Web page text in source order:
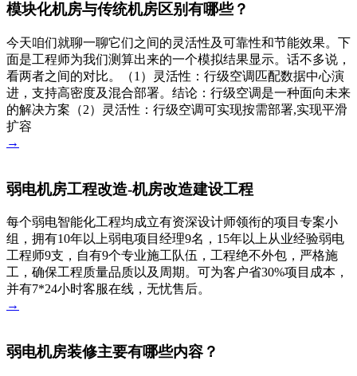
模块化机房与传统机房区别有哪些？
今天咱们就聊一聊它们之间的灵活性及可靠性和节能效果。下
面是工程师为我们测算出来的一个模拟结果显示。话不多说，
看两者之间的对比。（1）灵活性：行级空调匹配数据中心演
进，支持高密度及混合部署。结论：行级空调是一种面向未来
的解决方案（2）灵活性：行级空调可实现按需部署,实现平滑
扩容
→
弱电机房工程改造-机房改造建设工程
每个弱电智能化工程均成立有资深设计师领衔的项目专案小
组，拥有10年以上弱电项目经理9名，15年以上从业经验弱电
工程师9支，自有9个专业施工队伍，工程绝不外包，严格施
工，确保工程质量品质以及周期。可为客户省30%项目成本，
并有7*24小时客服在线，无忧售后。
→
弱电机房装修主要有哪些内容？